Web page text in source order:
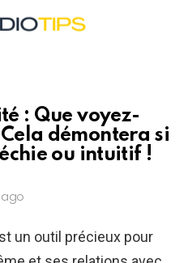
: Que voyez-
démontera si
ou intuitif !
ago
un outil précieux pour